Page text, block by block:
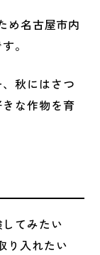
め名古屋市内
。
秋にはさつ
な作物を育
てみたい
り入れたい